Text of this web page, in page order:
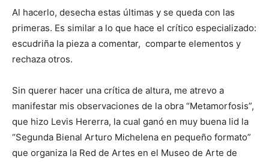
Al hacerlo, desecha estas últimas y se queda con las
primeras. Es similar a lo que hace el crítico especializado:
escudriña la pieza a comentar, comparte elementos y
rechaza otros.
Sin querer hacer una crítica de altura, me atrevo a
manifestar mis observaciones de la obra “Metamorfosis”,
que hizo Levis Hererra, la cual ganó en muy buena lid la
“Segunda Bienal Arturo Michelena en pequeño formato”
que organiza la Red de Artes en el Museo de Arte de